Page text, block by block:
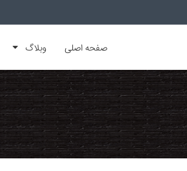
صفحه اصلی وبلاگ